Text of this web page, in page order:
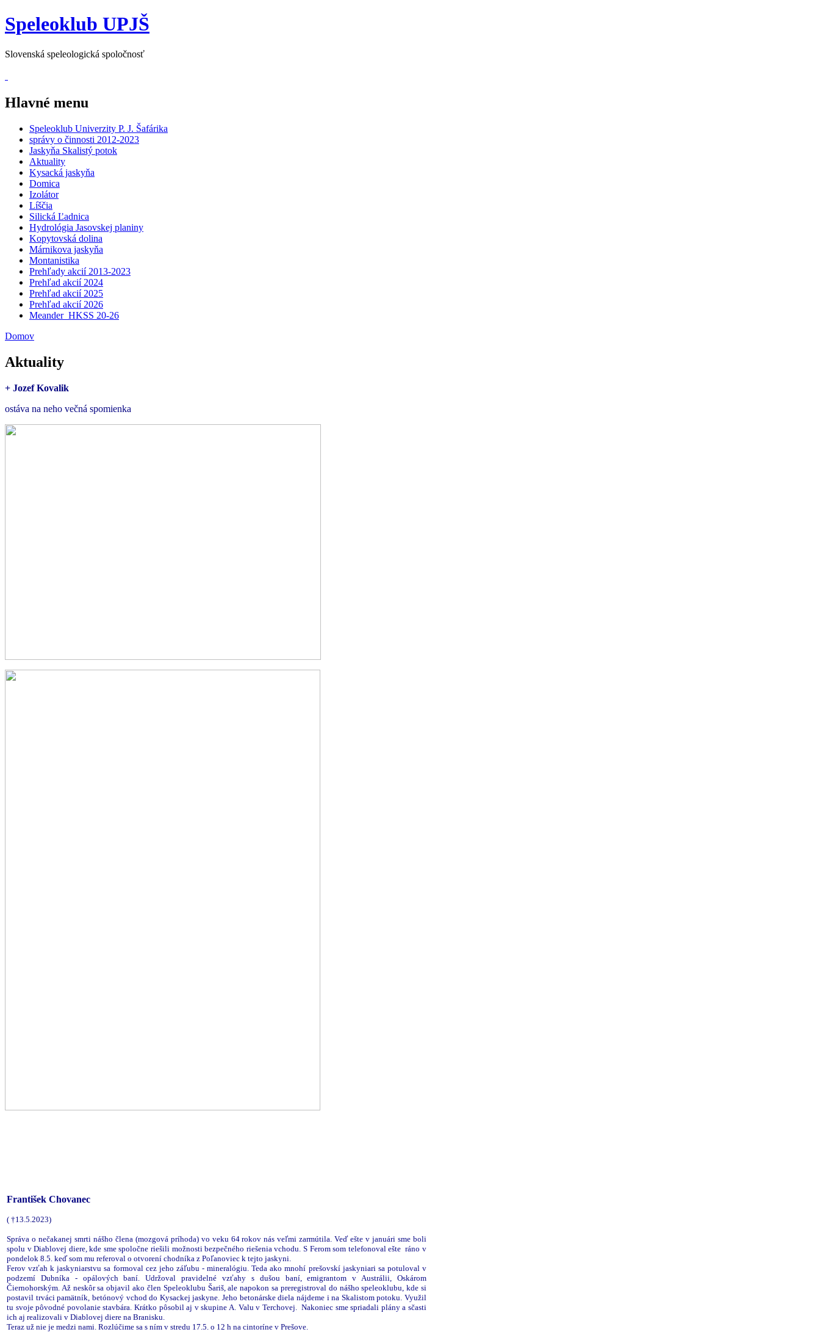
Speleoklub UPJŠ
Slovenská speleologická spoločnosť
Hlavné menu
Speleoklub Univerzity P. J. Šafárika
správy o činnosti 2012-2023
Jaskyňa Skalistý potok
Aktuality
Kysacká jaskyňa
Domica
Izolátor
Líščia
Silická Ľadnica
Hydrológia Jasovskej planiny
Kopytovská dolina
Márnikova jaskyňa
Montanistika
Prehľady akcií 2013-2023
Prehľad akcií 2024
Prehľad akcií 2025
Prehľad akcií 2026
Meander_HKSS 20-26
Domov
Aktuality
+ Jozef Kovalik
ostáva na neho večná spomienka
František Chovanec
( †13.5.2023)
Správa o nečakanej smrti nášho člena (mozgová príhoda) vo veku 64 rokov nás veľmi zarmútila. Veď ešte v januári sme boli
spolu v Diablovej diere, kde sme spoločne riešili možnosti bezpečného riešenia vchodu. S Ferom som telefonoval ešte ráno v
pondelok 8.5. keď som mu referoval o otvorení chodníka z Poľanoviec k tejto jaskyni.
Ferov vzťah k jaskyniarstvu sa formoval cez jeho záľubu - mineralógiu. Teda ako mnohí prešovskí jaskyniari sa potuloval v
podzemí Dubníka - opálových baní. Udržoval pravidelné vzťahy s dušou baní, emigrantom v Austrálii, Oskárom
Čiernohorským. Až neskôr sa objavil ako člen Speleoklubu Šariš, ale napokon sa preregistroval do nášho speleoklubu, kde si
postavil trváci pamätník, betónový vchod do Kysackej jaskyne. Jeho betonárske diela nájdeme i na Skalistom potoku. Využil
tu svoje pôvodné povolanie stavbára. Krátko pôsobil aj v skupine A. Valu v Terchovej. Nakoniec sme spriadali plány a sčasti
ich aj realizovali v Diablovej diere na Branisku.
Teraz už nie je medzi nami. Rozlúčime sa s ním v stredu 17.5. o 12 h na cintoríne v Prešove.